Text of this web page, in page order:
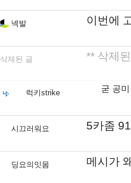
넥발 이번에
삭제된 글 ** 삭제
럭키strike 굳 공미
시끄러워요 5카좀
딩요의잇몸 메시가